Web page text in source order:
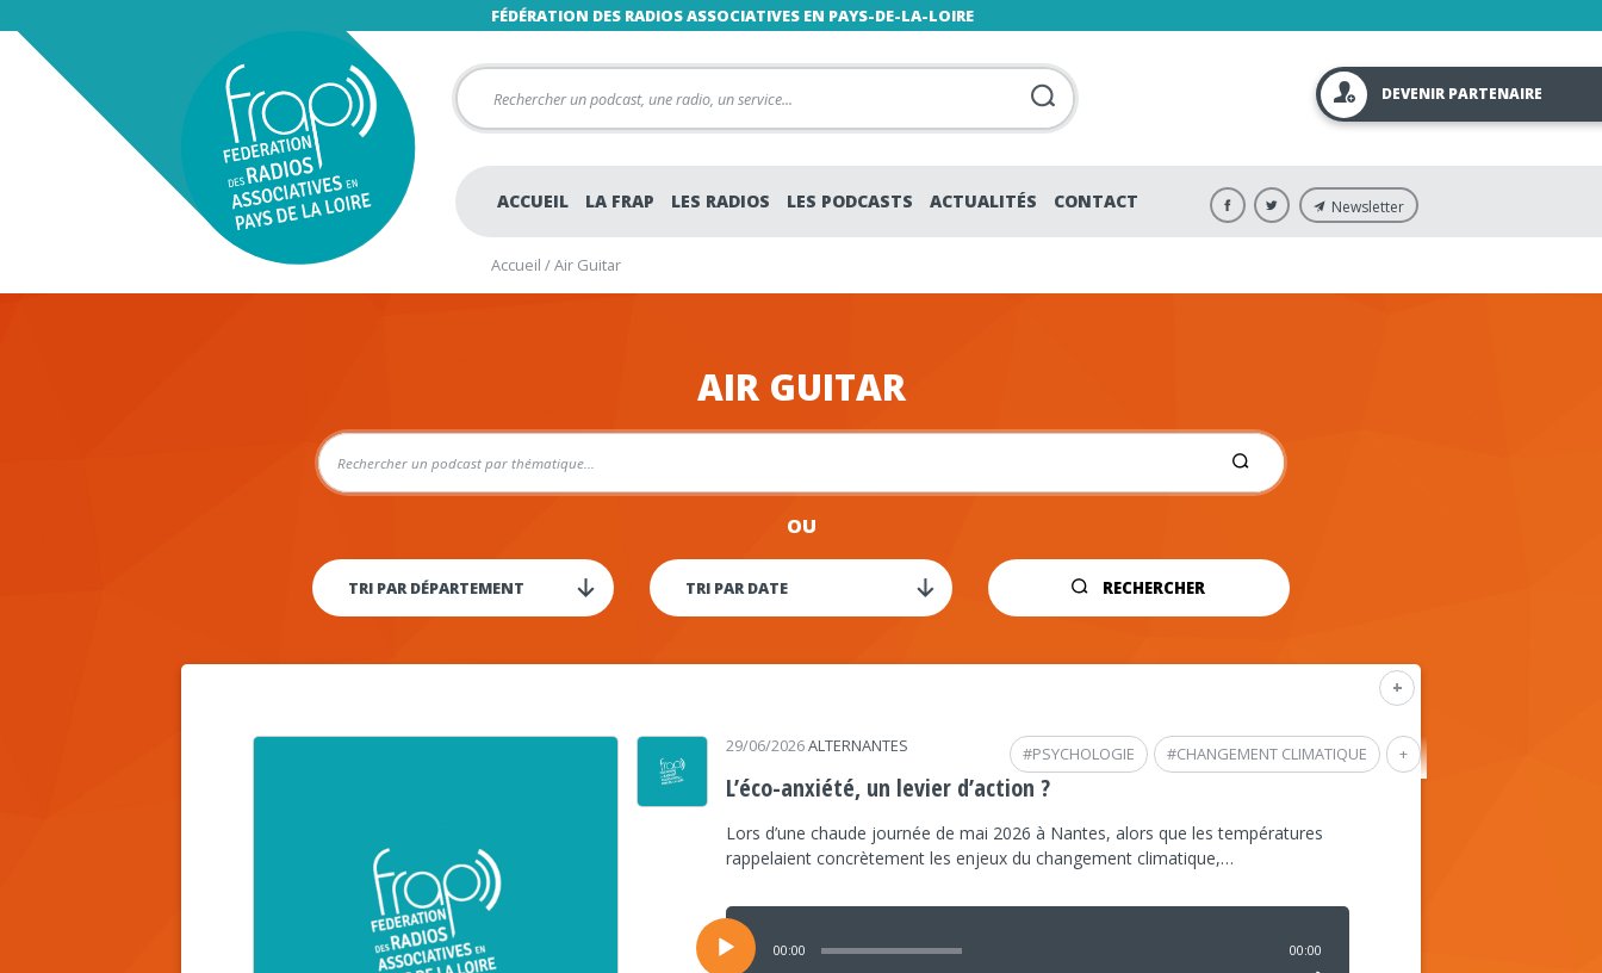
FÉDÉRATION DES RADIOS ASSOCIATIVES EN PAYS-DE-LA-LOIRE
DEVENIR PARTENAIRE
ACCUEIL LA FRAP LES RADIOS LES PODCASTS ACTUALITÉS CONTACT Newsletter
Accueil /Air Guitar
AIR GUITAR
OU
RECHERCHER
+
+
#CHANGEMENT CLIMATIQUE
#PSYCHOLOGIE
29/06/2026ALTERNANTES
L’éco-anxiété, un levier d’action ?
Lors d’une chaude journée de mai 2026 à Nantes, alors que les températures
rappelaient concrètement les enjeux du changement climatique,…
Lecteur
audio
00:00 00:00